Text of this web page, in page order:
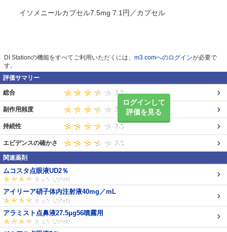
イソメニールカプセル7.5mg 7.1円／カプセル
DI Stationの機能をすべてご利用いただくには、 m3.comへのログインが必要で
す。
評価サマリー
ログインして
評価を見る
総合
副作用頻度
持続性
エビデンスの確かさ
関連薬剤
ムコスタ点眼液UD2％
アイリーア硝子体内注射液40mg／mL
アラミスト点鼻液27.5μg56噴霧用